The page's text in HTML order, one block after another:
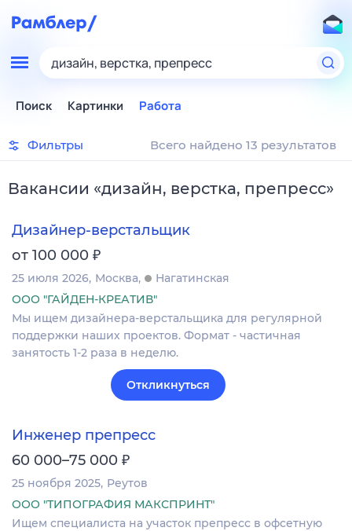
дизайн, верстка, препресс
Поиск Картинки Работа
Фильтры Всего найдено 13 результатов
Вакансии «дизайн, верстка, препресс»
Дизайнер-верстальщик
от 100 000 ₽
25 июля 2026 Москва
Нагатинская
ООО "ГАЙДЕН-КРЕАТИВ"
Мы ищем дизайнера-верстальщика для регулярной
поддержки наших проектов. Формат - частичная
занятость 1-2 раза в неделю.
Откликнуться
Инженер препресс
60 000–75 000 ₽
25 ноября 2025 Реутов
ООО "ТИПОГРАФИЯ МАКСПРИНТ"
Ищем специалиста на участок препресс в офсетную